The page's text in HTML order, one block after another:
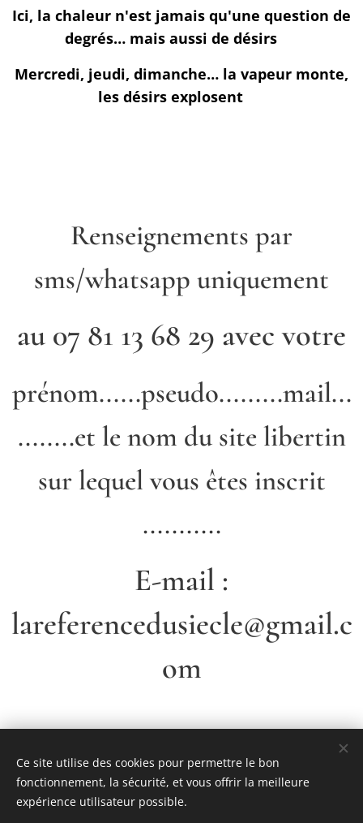
Ici, la chaleur n'est jamais qu'une question de
degrés… mais aussi de désirs 💋
Mercredi, jeudi, dimanche… la vapeur monte,
les désirs explosent 🥵
Renseignements par
sms/whatsapp uniquement
au 07 81 13 68 29 avec votre
prénom......pseudo.........mail...
........et le nom du site libertin
sur lequelvous êtes inscrit
...........
E-mail :
lareferencedusiecle@gmail.c
om
Share
Ce site utilise des cookies pour permettre le bon
fonctionnement, la sécurité, et vous offrir la meilleure
expérience utilisateur possible.